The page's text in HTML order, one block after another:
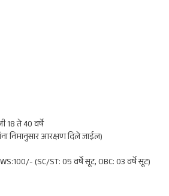
18 ते 40 वर्षे
निमानुसार आरक्षण दिले जाईल)
(SC/ST: 05 वर्षे सूट, OBC: 03 वर्षे सूट)